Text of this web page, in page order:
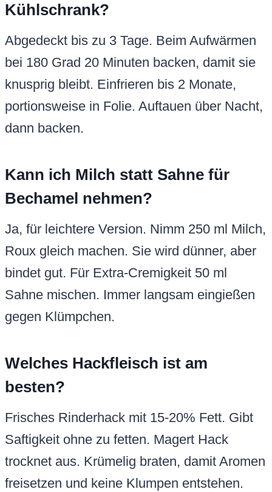
Kühlschrank?
Abgedeckt bis zu 3 Tage. Beim Aufwärmen
bei 180 Grad 20 Minuten backen, damit sie
knusprig bleibt. Einfrieren bis 2 Monate,
portionsweise in Folie. Auftauen über Nacht,
dann backen.
Kann ich Milch statt Sahne für
Bechamel nehmen?
Ja, für leichtere Version. Nimm 250 ml Milch,
Roux gleich machen. Sie wird dünner, aber
bindet gut. Für Extra-Cremigkeit 50 ml
Sahne mischen. Immer langsam eingießen
gegen Klümpchen.
Welches Hackfleisch ist am
besten?
Frisches Rinderhack mit 15-20% Fett. Gibt
Saftigkeit ohne zu fetten. Magert Hack
trocknet aus. Krümelig braten, damit Aromen
freisetzen und keine Klumpen entstehen.